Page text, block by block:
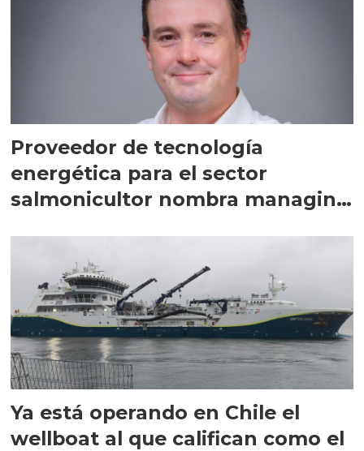
Proveedor de tecnología
energética para el sector
salmonicultor nombra managing
Ya está operando en Chile el
wellboat al que califican como el